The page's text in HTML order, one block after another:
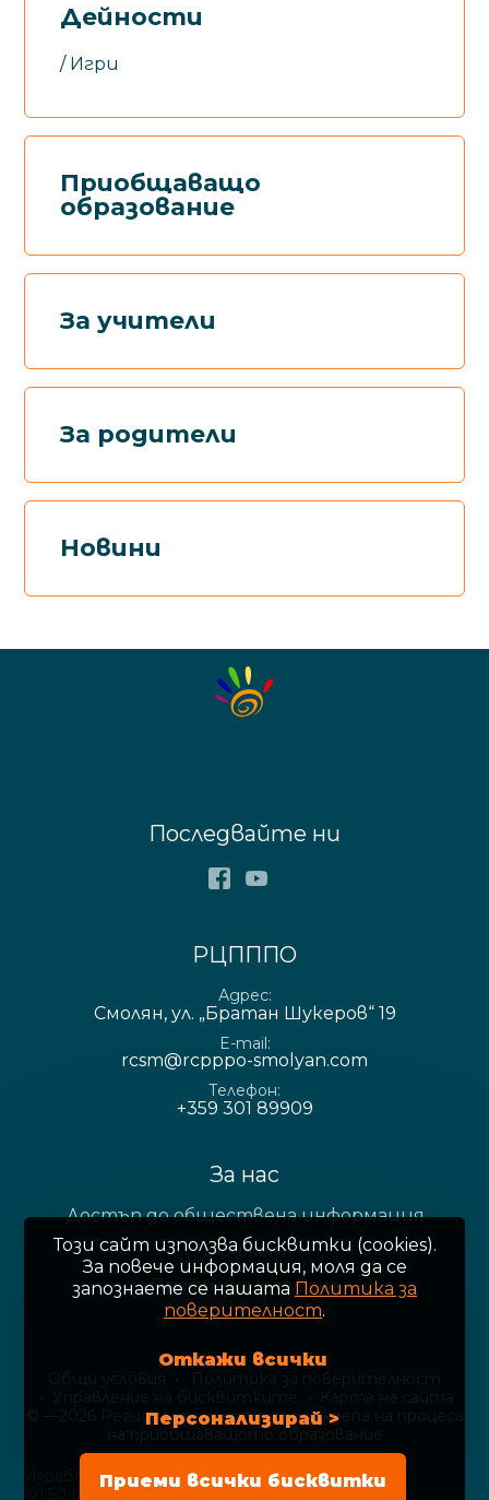
Дейности
Игри
Приобщаващо
образование
За учители
За родители
Новини
За нас
Достъп до обществена информация
Бюджет
Профил на купувача
РЦПППО
Адрес
Смолян, ул. „Братан Шукеров“ 19
E-mail
rcsm@rcpppo-smolyan.com
Телефон
+359 301 89909
Последвайте ни
Facebook
© —2026 Регионален център за подкрепа на процеса
на приобщаващото образование
Изработка на сайт върху Creativiso® Xpress™
(v1.50.18)
Този сайт използва бисквитки (cookies).
За повече информация, моля да се
запознаете се нашaтa Политика за
поверителност.
Откажи всички
Персонализирай >
Приеми всички бисквитки